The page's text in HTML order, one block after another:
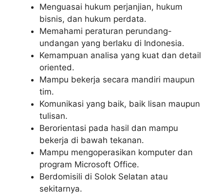
Menguasai hukum perjanjian, hukum
bisnis, dan hukum perdata.
Memahami peraturan perundang-
undangan yang berlaku di Indonesia.
Kemampuan analisa yang kuat dan detail
oriented.
Mampu bekerja secara mandiri maupun
tim.
Komunikasi yang baik, baik lisan maupun
tulisan.
Berorientasi pada hasil dan mampu
bekerja di bawah tekanan.
Mampu mengoperasikan komputer dan
program Microsoft Office.
Berdomisili di Solok Selatan atau
sekitarnya.